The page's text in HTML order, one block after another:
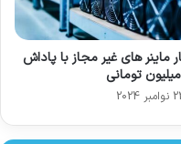
ماینر های غیر مجاز با پاداش
2024